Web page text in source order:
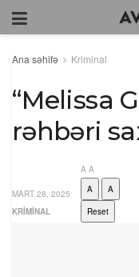
Ana səhifə Kriminal
“Melissa
rəhbəri
MART 28, 2025
KRIMINAL
A A
A
A
Reset